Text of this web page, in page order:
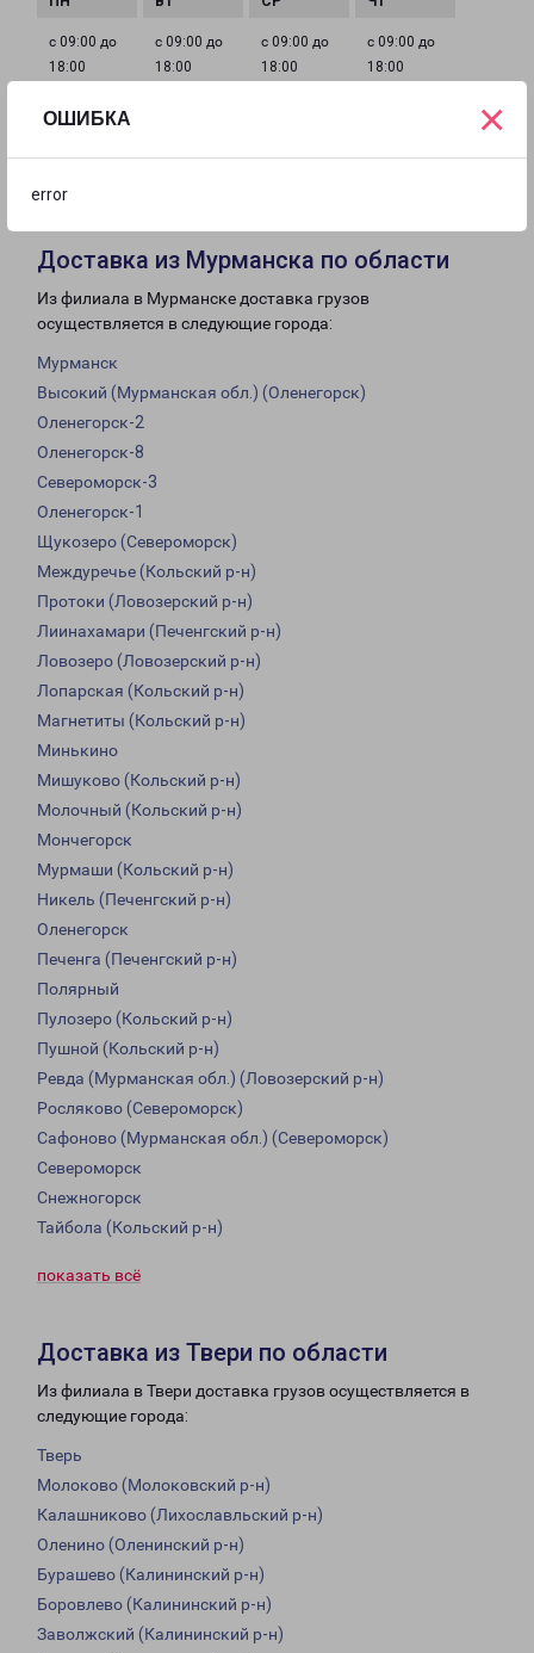
ОШИБКА
error
×
с 09:00 до
18:00
с 09:00 до
18:00
с 09:00 до
18:00
с 09:00 до
18:00
Доставка из Мурманска по области
Из филиала в Мурманске доставка грузов
осуществляется в следующие города:
Мурманск
Высокий (Мурманская обл.) (Оленегорск)
Оленегорск-2
Оленегорск-8
Североморск-3
Оленегорск-1
Щукозеро (Североморск)
Междуречье (Кольский р-н)
Протоки (Ловозерский р-н)
Лиинахамари (Печенгский р-н)
Ловозеро (Ловозерский р-н)
Лопарская (Кольский р-н)
Магнетиты (Кольский р-н)
Минькино
Мишуково (Кольский р-н)
Молочный (Кольский р-н)
Мончегорск
Мурмаши (Кольский р-н)
Никель (Печенгский р-н)
Оленегорск
Печенга (Печенгский р-н)
Полярный
Пулозеро (Кольский р-н)
Пушной (Кольский р-н)
Ревда (Мурманская обл.) (Ловозерский р-н)
Росляково (Североморск)
Сафоново (Мурманская обл.) (Североморск)
Североморск
Снежногорск
Тайбола (Кольский р-н)
показать всё
Доставка из Твери по области
Из филиала в Твери доставка грузов осуществляется в
следующие города:
Тверь
Молоково (Молоковский р-н)
Калашниково (Лихославльский р-н)
Оленино (Оленинский р-н)
Бурашево (Калининский р-н)
Боровлево (Калининский р-н)
Заволжский (Калининский р-н)